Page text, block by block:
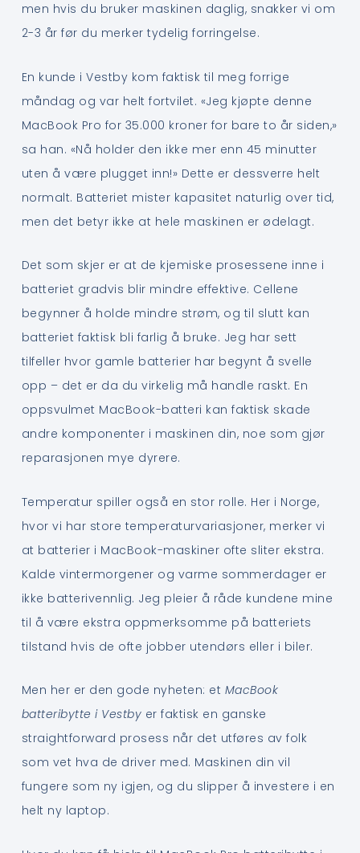
men hvis du bruker maskinen daglig, snakker vi om
2-3 år før du merker tydelig forringelse.
En kunde i Vestby kom faktisk til meg forrige
måndag og var helt fortvilet. «Jeg kjøpte denne
MacBook Pro for 35.000 kroner for bare to år siden,»
sa han. «Nå holder den ikke mer enn 45 minutter
uten å være plugget inn!» Dette er dessverre helt
normalt. Batteriet mister kapasitet naturlig over tid,
men det betyr ikke at hele maskinen er ødelagt.
Det som skjer er at de kjemiske prosessene inne i
batteriet gradvis blir mindre effektive. Cellene
begynner å holde mindre strøm, og til slutt kan
batteriet faktisk bli farlig å bruke. Jeg har sett
tilfeller hvor gamle batterier har begynt å svelle
opp – det er da du virkelig må handle raskt. En
oppsvulmet MacBook-batteri kan faktisk skade
andre komponenter i maskinen din, noe som gjør
reparasjonen mye dyrere.
Temperatur spiller også en stor rolle. Her i Norge,
hvor vi har store temperaturvariasjoner, merker vi
at batterier i MacBook-maskiner ofte sliter ekstra.
Kalde vintermorgener og varme sommerdager er
ikke batterivennlig. Jeg pleier å råde kundene mine
til å være ekstra oppmerksomme på batteriets
tilstand hvis de ofte jobber utendørs eller i biler.
Men her er den gode nyheten: et MacBook
batteribytte i Vestby er faktisk en ganske
straightforward prosess når det utføres av folk
som vet hva de driver med. Maskinen din vil
fungere som ny igjen, og du slipper å investere i en
helt ny laptop.